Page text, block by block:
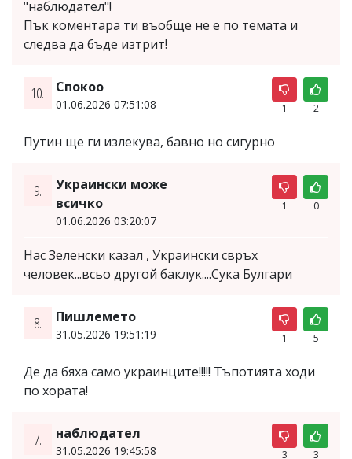
"наблюдател"!
Пък коментара ти въобще не е по темата и
следва да бъде изтрит!
10. Спокоо
01.06.2026 07:51:08 1 2
Путин ще ги излекува, бавно но сигурно
9.
Украински може
всичко
01.06.2026 03:20:07
1 0
Нас Зеленски казал , Украински свръх
человек...всьо другой баклук....Сука Булгари
8. Пишлемето
31.05.2026 19:51:19 1 5
Де да бяха само украинците!!!!! Тъпотията ходи
по хората!
7. наблюдател
31.05.2026 19:45:58 3 3